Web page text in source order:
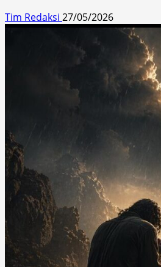
Tim Redaksi 27/05/2026